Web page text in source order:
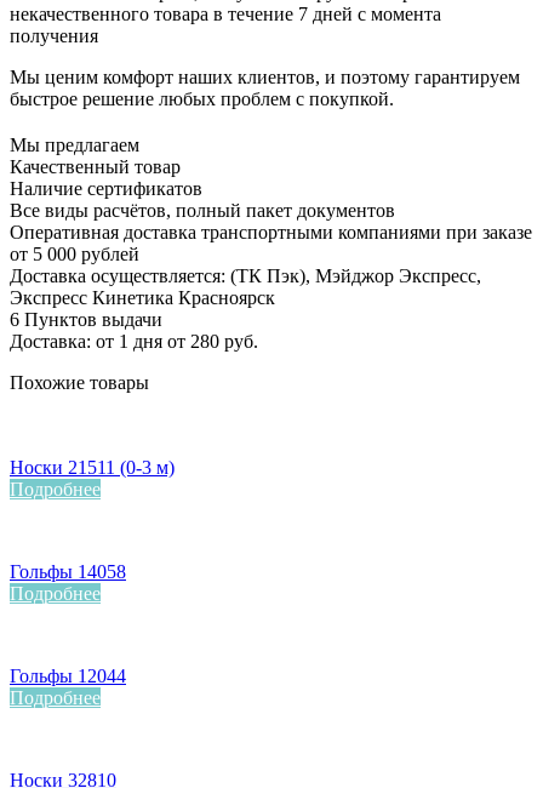
некачественного товара в течение 7 дней с момента
получения
Мы ценим комфорт наших клиентов, и поэтому гарантируем
быстрое решение любых проблем с покупкой.
Мы предлагаем
Качественный товар
Наличие сертификатов
Все виды расчётов, полный пакет документов
Оперативная доставка транспортными компаниями при заказе
от 5 000 рублей
Доставка осуществляется: (ТК Пэк), Мэйджор Экспресс,
Экспресс Кинетика Красноярск
6 Пунктов выдачи
Доставка: от 1 дня от 280 руб.
Похожие товары
Носки 21511 (0-3 м)
Подробнее
Гольфы 14058
Подробнее
Гольфы 12044
Подробнее
Носки 32810